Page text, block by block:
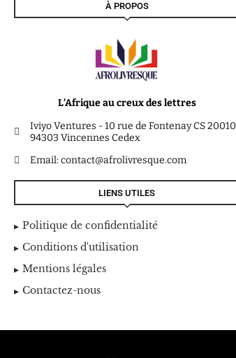
À PROPOS
L’Afrique au creux des lettres
Iviyo Ventures - 10 rue de Fontenay CS 20010
94303 Vincennes Cedex
Email: contact@afrolivresque.com
LIENS UTILES
Politique de confidentialité
Conditions d'utilisation
Mentions légales
Contactez-nous